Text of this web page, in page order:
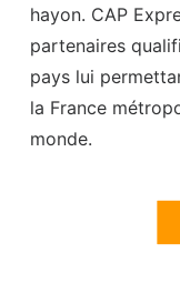
hayon. CAP
partenaires
pays lui
la France
monde.